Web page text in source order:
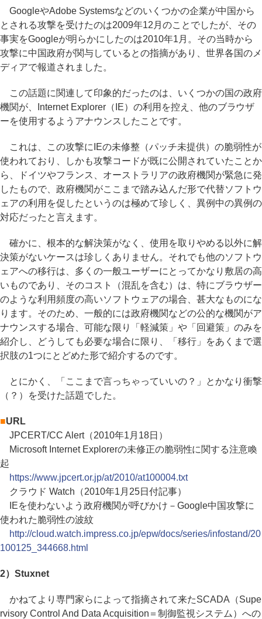
GoogleやAdobe Systemsなどのいくつかの企業が中国から
とされる攻撃を受けたのは2009年12月のことでしたが、その
事実をGoogleが明らかにしたのは2010年1月。その当時から
攻撃に中国政府が関与しているとの指摘があり、世界各国のメ
ディアで報道されました。
この話題に関連して印象的だったのは、いくつかの国の政府
機関が、Internet Explorer（IE）の利用を控え、他のブラウザ
ーを使用するようアナウンスしたことです。
これは、この攻撃にIEの未修整（パッチ未提供）の脆弱性が
使われており、しかも攻撃コードが既に公開されていたことか
ら、ドイツやフランス、オーストラリアの政府機関が緊急に発
したもので、政府機関がここまで踏み込んだ形で代替ソフトウ
ェアの利用を促したというのは極めて珍しく、異例中の異例の
対応だったと言えます。
確かに、根本的な解決策がなく、使用を取りやめる以外に解
決策がないケースは珍しくありません。それでも他のソフトウ
ェアへの移行は、多くの一般ユーザーにとってかなり敷居の高
いものであり、そのコスト（混乱を含む）は、特にブラウザー
のような利用頻度の高いソフトウェアの場合、甚大なものにな
ります。そのため、一般的には政府機関などの公的な機関がア
ナウンスする場合、可能な限り「軽減策」や「回避策」のみを
紹介し、どうしても必要な場合に限り、「移行」をあくまで選
択肢の1つにとどめた形で紹介するのです。
とにかく、「ここまで言っちゃっていいの？」とかなり衝撃
（？）を受けた話題でした。
■URL
JPCERT/CC Alert（2010年1月18日）
Microsoft Internet Explorerの未修正の脆弱性に関する注意喚
起
https://www.jpcert.or.jp/at/2010/at100004.txt
クラウド Watch（2010年1月25日付記事）
IEを使わないよう政府機関が呼びかけ－Google中国攻撃に
使われた脆弱性の波紋
http://cloud.watch.impress.co.jp/epw/docs/series/infostand/20
100125_344668.html
2）Stuxnet
かねてより専門家らによって指摘されて来たSCADA（Supe
rvisory Control And Data Acquisition＝制御監視システム）への